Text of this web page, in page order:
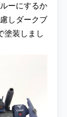
ーにするか
しダークブ
塗装しまし